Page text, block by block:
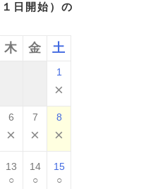
日開始）の
木 金 土
1
×
6
×
7
×
8
×
13
○
14
○
15
○